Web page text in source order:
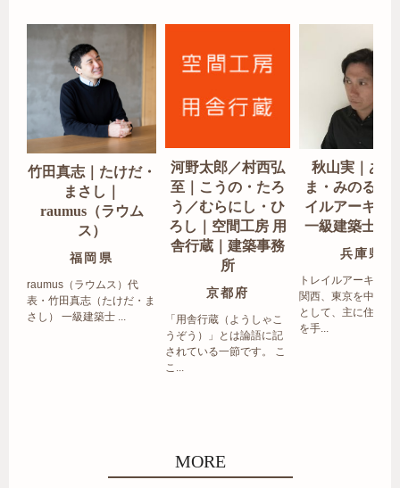
竹田真志｜たけだ・
まさし｜
raumus（ラウム
ス）
福岡県
raumus（ラウムス）代
表・竹田真志（たけだ・ま
さし） 一級建築士 ...
河野太郎／村西弘
至｜こうの・たろ
う／むらにし・ひ
ろし｜空間工房 用
舎行蔵｜建築事務
所
京都府
「用舎行蔵（ようしゃこ
うぞう）」とは論語に記
されている一節です。 こ
こ...
秋山実｜あき
ま・みのる｜
イルアーキテ
一級建築士事
兵庫県
トレイルアーキテク
関西、東京を中心エ
として、主に住宅の
を手...
MORE